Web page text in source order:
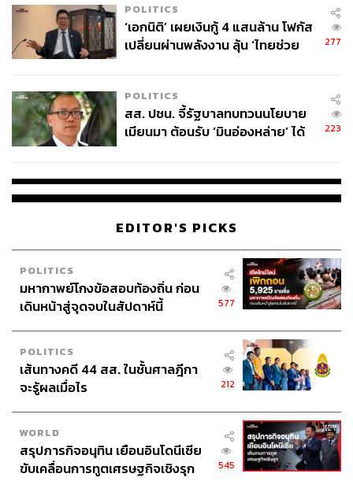
POLITICS
‘เอกนิติ’ เผยเงินกู้ 4 แสนล้าน โฟกัส
เปลี่ยนผ่านพลังงาน ลุ้น ‘ไทยช่วย
277
POLITICS
สส. ปชน. จี้รัฐบาลทบทวนนโยบาย
เมียนมา ต้อนรับ ‘มินอ่องหล่าย’ ได้
223
EDITOR'S PICKS
POLITICS
มหากาพย์โกงข้อสอบท้องถิ่น ก่อน
เดินหน้าสู่จุดจบในสัปดาห์นี้
577
POLITICS
เส้นทางคดี 44 สส. ในชั้นศาลฎีกา
จะรู้ผลเมื่อไร
212
WORLD
สรุปภารกิจอนุทิน เยือนอินโดนีเซีย
ขับเคลื่อนการทูตเศรษฐกิจเชิงรุก
545